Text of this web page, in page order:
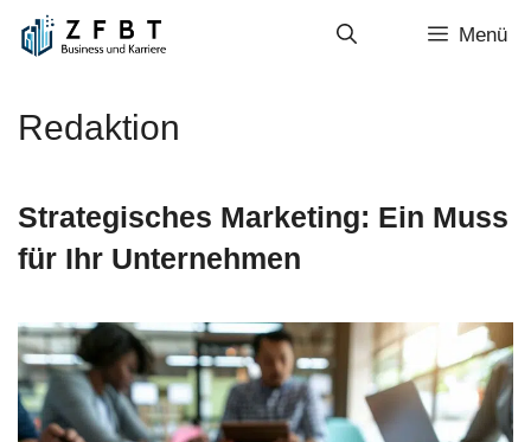
Zum
Inhalt
Menü
Redaktion
Strategisches Marketing: Ein Muss
für Ihr Unternehmen